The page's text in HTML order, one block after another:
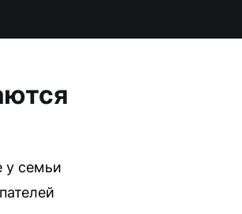
у семьи